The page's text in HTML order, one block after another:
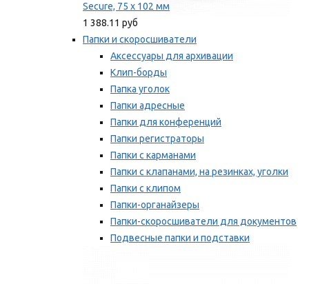
Secure, 75 х 102 мм
1 388.11 руб
Папки и скоросшиватели
Аксессуары для архивации
Клип-борды
Папка уголок
Папки адресные
Папки для конференций
Папки регистраторы
Папки с карманами
Папки с клапанами, на резинках, уголки
Папки с клипом
Папки-органайзеры
Папки-скоросшиватели для документов
Подвесные папки и подставки